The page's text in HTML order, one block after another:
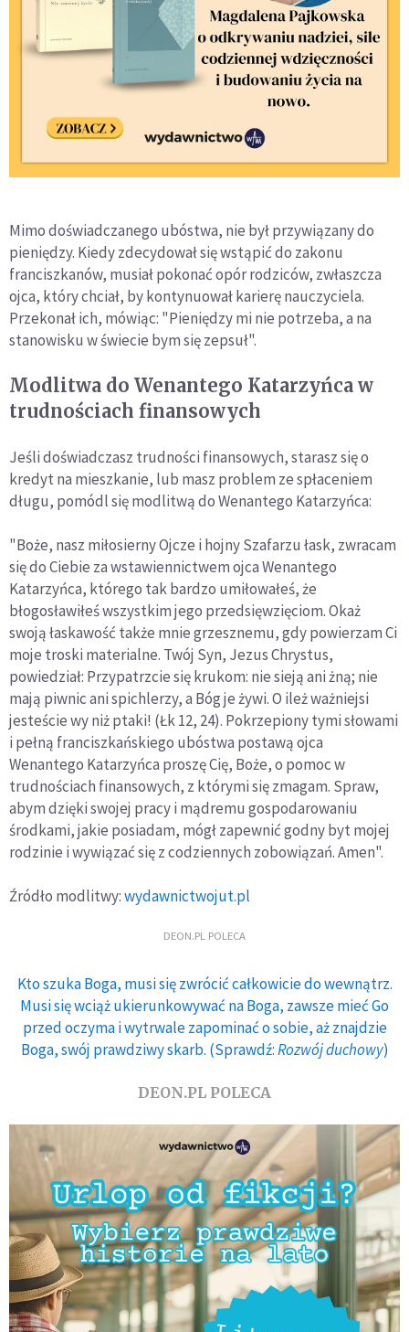
Mimo doświadczanego ubóstwa, nie był przywiązany do
pieniędzy. Kiedy zdecydował się wstąpić do zakonu
franciszkanów, musiał pokonać opór rodziców, zwłaszcza
ojca, który chciał, by kontynuował karierę nauczyciela.
Przekonał ich, mówiąc: "Pieniędzy mi nie potrzeba, a na
stanowisku w świecie bym się zepsuł".
Modlitwa do Wenantego Katarzyńca w
trudnościach finansowych
Jeśli doświadczasz trudności finansowych, starasz się o
kredyt na mieszkanie, lub masz problem ze spłaceniem
długu, pomódl się modlitwą do Wenantego Katarzyńca:
"Boże, nasz miłosierny Ojcze i hojny Szafarzu łask, zwracam
się do Ciebie za wstawiennictwem ojca Wenantego
Katarzyńca, którego tak bardzo umiłowałeś, że
błogosławiłeś wszystkim jego przedsięwzięciom. Okaż
swoją łaskawość także mnie grzesznemu, gdy powierzam Ci
moje troski materialne. Twój Syn, Jezus Chrystus,
powiedział: Przypatrzcie się krukom: nie sieją ani żną; nie
mają piwnic ani spichlerzy, a Bóg je żywi. O ileż ważniejsi
jesteście wy niż ptaki! (Łk 12, 24). Pokrzepiony tymi słowami
i pełną franciszkańskiego ubóstwa postawą ojca
Wenantego Katarzyńca proszę Cię, Boże, o pomoc w
trudnościach finansowych, z którymi się zmagam. Spraw,
abym dzięki swojej pracy i mądremu gospodarowaniu
środkami, jakie posiadam, mógł zapewnić godny byt mojej
rodzinie i wywiązać się z codziennych zobowiązań. Amen".
Źródło modlitwy:wydawnictwojut.pl
DEON.PL POLECA
Kto szuka Boga, musi się zwrócić całkowicie do wewnątrz.
Musi się wciąż ukierunkowywać na Boga, zawsze mieć Go
przed oczyma i wytrwale zapominać o sobie, aż znajdzie
Boga, swój prawdziwy skarb. (Sprawdź:Rozwój duchowy)
DEON.PL POLECA